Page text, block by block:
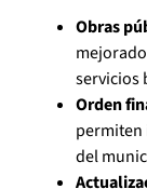
Obras
servicios
Orden
permiten
del